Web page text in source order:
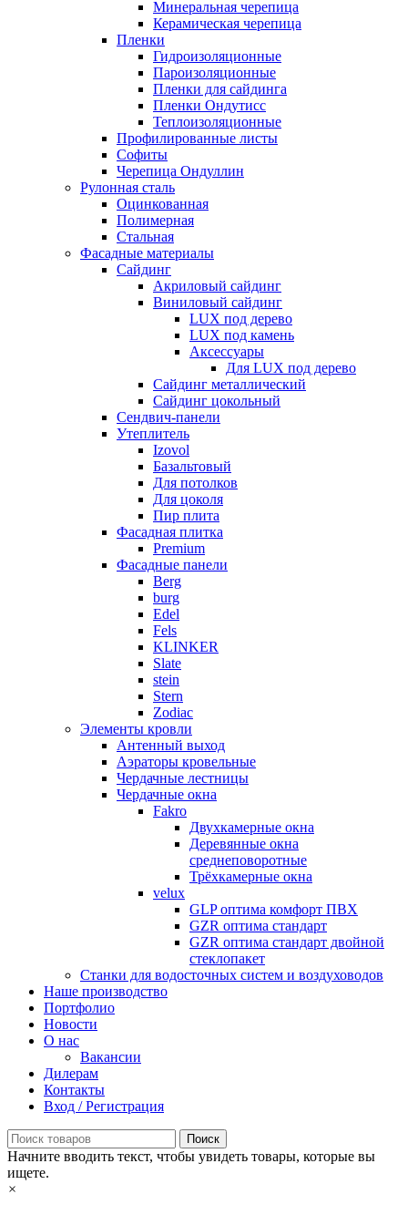
Минеральная черепица
Керамическая черепица
Пленки
Гидроизоляционные
Пароизоляционные
Пленки для сайдинга
Пленки Ондутисс
Теплоизоляционные
Профилированные листы
Софиты
Черепица Ондуллин
Рулонная сталь
Оцинкованная
Полимерная
Стальная
Фасадные материалы
Сайдинг
Акриловый сайдинг
Виниловый сайдинг
LUX под дерево
LUX под камень
Аксессуары
Для LUX под дерево
Сайдинг металлический
Сайдинг цокольный
Сендвич-панели
Утеплитель
Izovol
Базальтовый
Для потолков
Для цоколя
Пир плита
Фасадная плитка
Premium
Фасадные панели
Berg
burg
Edel
Fels
KLINKER
Slate
stein
Stern
Zodiac
Элементы кровли
Антенный выход
Аэраторы кровельные
Чердачные лестницы
Чердачные окна
Fakro
Двухкамерные окна
Деревянные окна
среднеповоротные
Трёхкамерные окна
velux
GLP оптима комфорт ПВХ
GZR оптима стандарт
GZR оптима стандарт двойной
стеклопакет
Станки для водосточных систем и воздуховодов
Наше производство
Портфолио
Новости
О нас
Вакансии
Дилерам
Контакты
Вход / Регистрация
Поиск
Начните вводить текст, чтобы увидеть товары, которые вы
ищете.
×